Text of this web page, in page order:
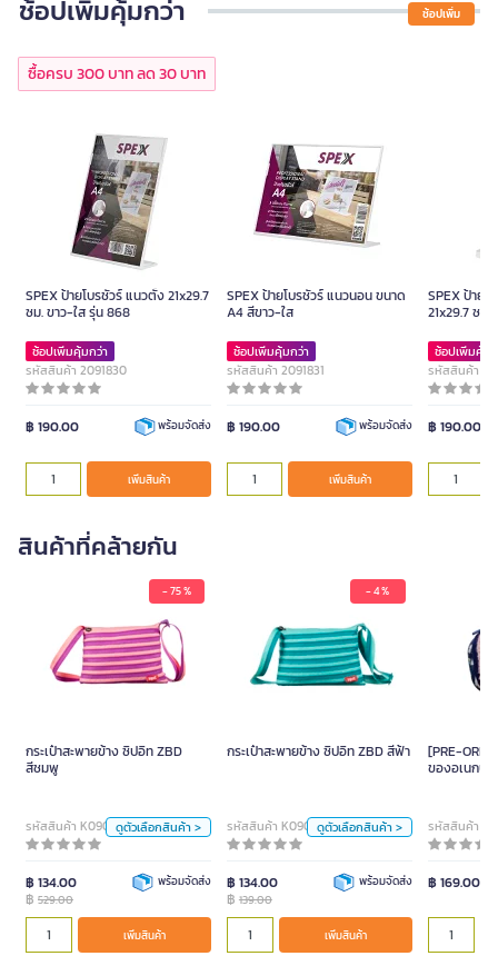
ช้อปเพิ่มคุ้มกว่า ช้อปเพิ่ม
ซื้อครบ 300 บาท ลด 30 บาท
SPEX ป้ายโบรชัวร์ แนวตั้ง 21x29.7
ซม. ขาว-ใส รุ่น 868
ช้อปเพิ่มคุ้มกว่า
รหัสสินค้า 2091830
฿ 190.00 พร้อมจัดส่ง
เพิ่มสินค้า
SPEX ป้ายโบรชัวร์ แนวนอน ขนาด
A4 สีขาว-ใส
ช้อปเพิ่มคุ้มกว่า
รหัสสินค้า 2091831
฿ 190.00 พร้อมจัดส่ง
เพิ่มสินค้า
SPEX ป้าย
21x29.7 ซม.
ช้อปเพิ่มคุ้ม
รหัสสินค้า
฿ 190.00
สินค้าที่คล้ายกัน
- 75 %
กระเป๋าสะพายข้าง ซิปอิท ZBD
สีชมพู
รหัสสินค้า K090377ดูตัวเลือกสินค้า >
฿ 134.00
฿ 529.00
พร้อมจัดส่ง
เพิ่มสินค้า
กระเป๋าสะพายข้าง ซิปอิท ZBD
529.00
ดำ
ชมพู
ฟ้า
เพิ่มสินค้า
- 4 %
กระเป๋าสะพายข้าง ซิปอิท ZBD สีฟ้า
รหัสสินค้า K090378ดูตัวเลือกสินค้า >
฿ 134.00
฿ 139.00
พร้อมจัดส่ง
เพิ่มสินค้า
กระเป๋าสะพายข้าง ซิปอิท ZBD
139.00
ดำ
ชมพู
ฟ้า
เพิ่มสินค้า
[PRE-
ของอเนกป
รหัสสินค้า
฿ 169.00
เก็บของ